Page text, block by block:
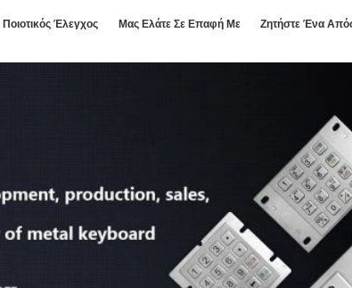
Ποιοτικός Έλεγχος Μας Ελάτε Σε Επαφή Με Ζητήστε Ένα